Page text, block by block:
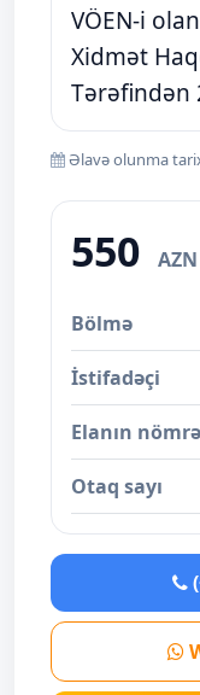
VÖEN-i
Xidmət
Tərəfindən
Əlavə olunma
550 AZN
Bölmə
İstifadəçi
Elanın
Otaq sayı